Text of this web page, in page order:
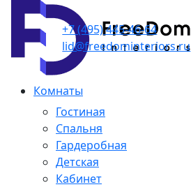
+7 (495) 445-46-64
lid@freedominteriors.ru
Комнаты
Гостиная
Спальня
Гардеробная
Детская
Кабинет